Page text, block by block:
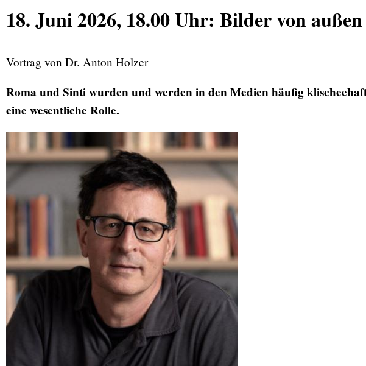
18. Juni 2026, 18.00 Uhr: Bilder von
Vortrag von Dr. Anton Holzer
Roma und Sinti wurden und werden in den Medien häufig
eine wesentliche Rolle.